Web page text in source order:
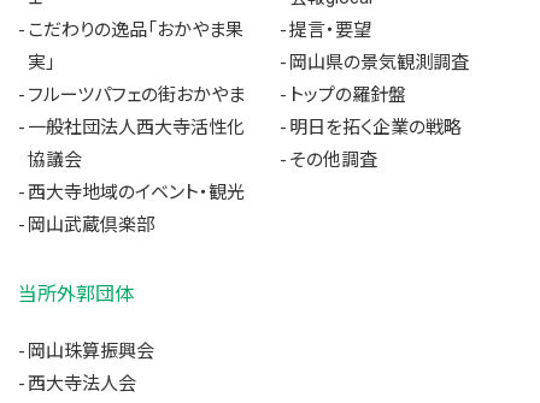
こだわりの逸品「おかやま果
実」
フルーツパフェの街おかやま
一般社団法人西大寺活性化
協議会
西大寺地域のイベント・観光
岡山武蔵倶楽部
提言・要望
岡山県の景気観測調査
トップの羅針盤
明日を拓く企業の戦略
その他調査
当所外郭団体
岡山珠算振興会
西大寺法人会